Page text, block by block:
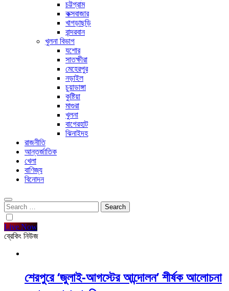
চট্টগ্রাম
কক্সবাজার
খাগড়াছড়ি
বান্দরবান
খুলনা বিভাগ
যশোর
সাতক্ষীরা
মেহেরপুর
নড়াইল
চুয়াডাঙ্গা
কুষ্টিয়া
মাগুরা
খুলনা
বাগেরহাট
ঝিনাইদহ
রাজনীতি
আন্তর্জাতিক
খেলা
বাণিজ্য
বিনোদন
Search
for:
Live Now
ব্রেকিং নিউজ
শেরপুরে ‘জুলাই-আগস্টের আন্দোলন’ শীর্ষক আলোচনা